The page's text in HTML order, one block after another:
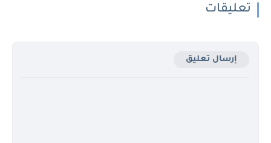
تعليقات
إرسال تعليق